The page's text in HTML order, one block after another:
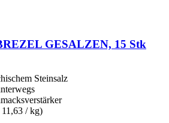
GESALZEN, 15 Stk
Steinsalz
11,63 / kg)